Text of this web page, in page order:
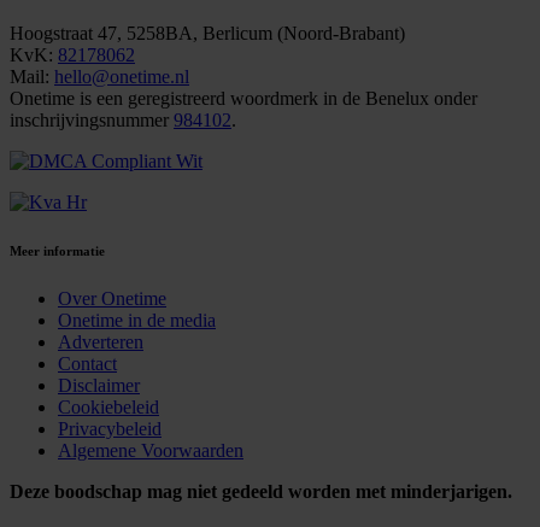
Hoogstraat 47, 5258BA, Berlicum (Noord-Brabant)
KvK: 82178062
Mail: hello@onetime.nl
Onetime is een geregistreerd woordmerk in de Benelux onder
inschrijvingsnummer 984102.
Meer informatie
Over Onetime
Onetime in de media
Adverteren
Contact
Disclaimer
Cookiebeleid
Privacybeleid
Algemene Voorwaarden
Deze boodschap mag niet gedeeld worden met minderjarigen.